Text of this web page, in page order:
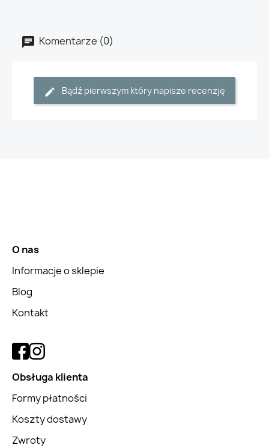
Komentarze (0)
Bądź pierwszym który napisze recenzję
O nas
Informacje o sklepie
Blog
Kontakt
Obsługa klienta
Formy płatności
Koszty dostawy
Zwroty